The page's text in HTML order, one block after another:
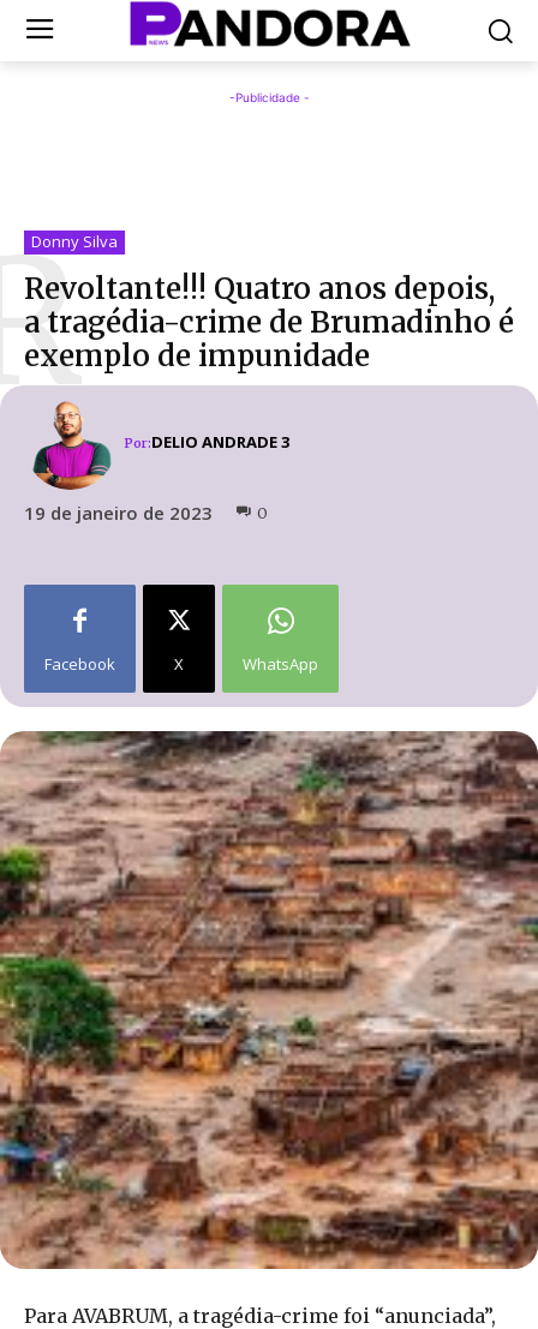
-Publicidade -
Donny Silva
Revoltante!!! Quatro anos depois,
a tragédia-crime de Brumadinho é
exemplo de impunidade
Por:DELIO ANDRADE 3
19 de janeiro de 2023 0
Facebook X WhatsApp
Para AVABRUM, a tragédia-crime foi “anunciada”,